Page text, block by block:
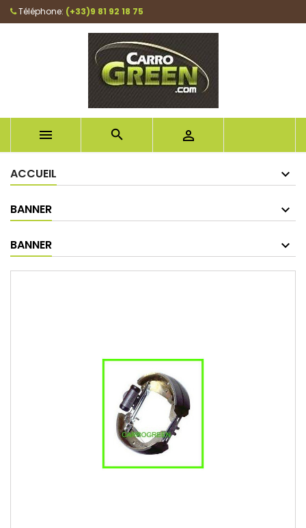
Téléphone: (+33)9 81 92 18 75
  
ACCUEIL
BANNER
BANNER